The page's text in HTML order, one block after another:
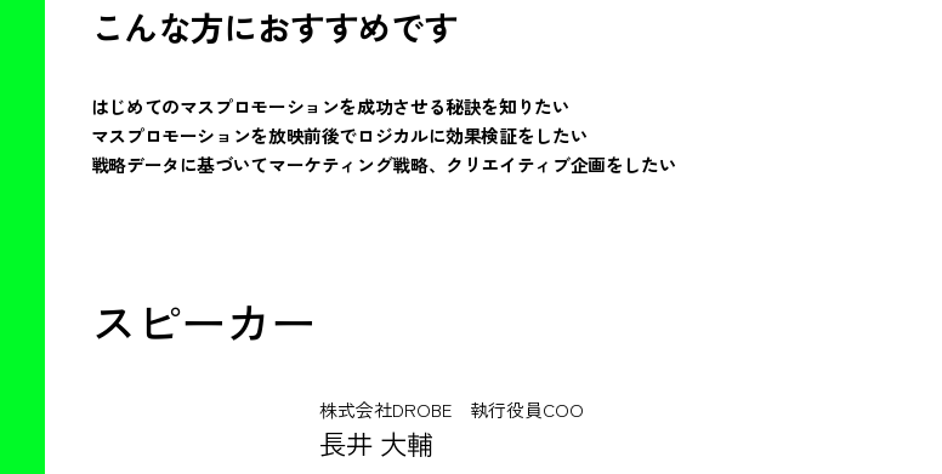
こんな方におすすめです
はじめてのマスプロモーションを成功させる秘訣を知りたい
マスプロモーションを放映前後でロジカルに効果検証をしたい
戦略データに基づいてマーケティング戦略、クリエイティブ企画をしたい
スピーカー
株式会社DROBE 執行役員COO
長井 大輔